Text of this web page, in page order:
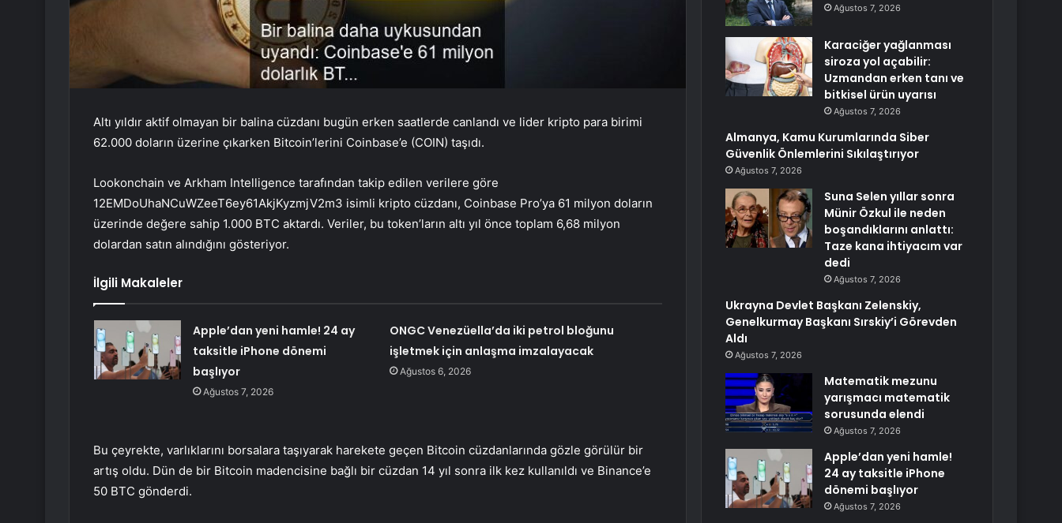
Altı yıldır aktif olmayan bir balina cüzdanı bugün erken saatlerde canlandı ve lider kripto para birimi
62.000 doların üzerine çıkarken Bitcoin’lerini Coinbase’e (COIN) taşıdı.
Lookonchain ve Arkham Intelligence tarafından takip edilen verilere göre
12EMDoUhaNCuWZeeT6ey61AkjKyzmjV2m3 isimli kripto cüzdanı, Coinbase Pro’ya 61 milyon doların
üzerinde değere sahip 1.000 BTC aktardı. Veriler, bu token’ların altı yıl önce toplam 6,68 milyon
dolardan satın alındığını gösteriyor.
İlgili Makaleler
Apple’dan yeni hamle! 24 ay
taksitle iPhone dönemi
başlıyor
Ağustos 7, 2026
ONGC Venezüella’da iki petrol bloğunu
işletmek için anlaşma imzalayacak
Ağustos 6, 2026
Bu çeyrekte, varlıklarını borsalara taşıyarak harekete geçen Bitcoin cüzdanlarında gözle görülür bir
artış oldu. Dün de bir Bitcoin madencisine bağlı bir cüzdan 14 yıl sonra ilk kez kullanıldı ve Binance’e
50 BTC gönderdi.
Ağustos 7, 2026
Karaciğer yağlanması
siroza yol açabilir:
Uzmandan erken tanı ve
bitkisel ürün uyarısı
Ağustos 7, 2026
Almanya, Kamu Kurumlarında Siber
Güvenlik Önlemlerini Sıkılaştırıyor
Ağustos 7, 2026
Suna Selen yıllar sonra
Münir Özkul ile neden
boşandıklarını anlattı:
Taze kana ihtiyacım var
dedi
Ağustos 7, 2026
Ukrayna Devlet Başkanı Zelenskiy,
Genelkurmay Başkanı Sırskiy’i Görevden
Aldı
Ağustos 7, 2026
Matematik mezunu
yarışmacı matematik
sorusunda elendi
Ağustos 7, 2026
Apple’dan yeni hamle!
24 ay taksitle iPhone
dönemi başlıyor
Ağustos 7, 2026